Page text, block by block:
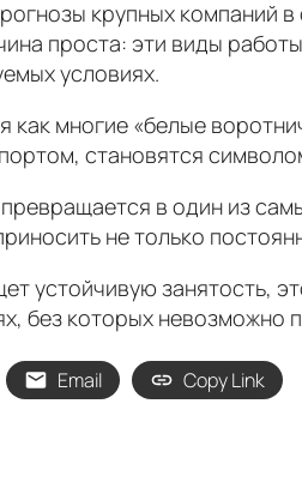
крупных
проста: эти виды
условиях.
как многие «белые
становятся
в один из
не только
устойчивую занятость,
без которых невозможно
Email Copy Link